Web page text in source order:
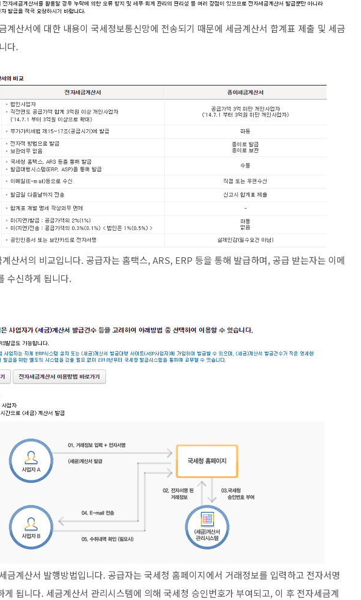
계산서에 대한 내용이 국세정보통신망에 전송되기 때문에 세금계산서 합계표 제출 및 세금
다.
산서의 비교입니다. 공급자는 홈택스, ARS, ERP 등을 통해 발급하며, 공급 받는자는 이메
수신하게 됩니다.
금계산서 발행방법입니다. 공급자는 국세청 홈페이지에서 거래정보를 입력하고 전자서명
게 됩니다. 세금계산서 관리시스템에 의해 국세청 승인번호가 부여되고, 이 후 전자세금계